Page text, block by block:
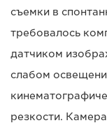
съемки в
требовалось
датчиком
слабом
резкости.